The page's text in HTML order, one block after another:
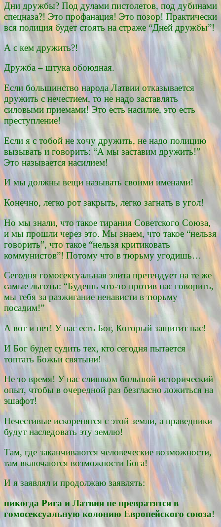
Дни дружбы? Под дулами пистолетов, под дубинами
спецназа?! Это профанация! Это позор! Практически
вся полиция будет стоять на страже “Дней дружбы”!
А с кем дружить?!
Дружба – штука обоюдная.
Если большинство народа Латвии отказывается
дружить с нечестием, то не надо заставлять
силовыми приемами! Это есть насилие, это есть
преступление!
Если я с тобой не хочу дружить, не надо полицию
вызывать и говорить: “А мы заставим дружить!”
Это называется насилием!
И мы должны вещи называть своими именами!
Конечно, легко рот закрыть, легко загнать в угол!
Но мы знали, что такое тирания Советского Союза,
и мы прошли через это. Мы знаем, что такое “нельзя
говорить”, что такое “нельзя критиковать
коммунистов”! Потому что в тюрьму угодишь…
Сегодня гомосексуальная элита претендует на те же
самые льготы: “Будешь что-то против нас говорить,
мы тебя за разжигание ненависти в тюрьму
посадим!”
А вот и нет! У нас есть Бог, Который защитит нас!
И Бог будет судить тех, кто сегодня пытается
топтать Божьи святыни!
Не то время! У нас слишком большой исторический
опыт, чтобы в очередной раз безгласно ложиться на
эшафот!
Нечестивые искоренятся с этой земли, а праведники
будут наследовать эту землю!
Там, где заканчиваются человеческие возможности,
там включаются возможности Бога!
И я заявлял и продолжаю заявлять:
никогда Рига и Латвия не превратятся в
гомосексуальную колонию Европейского союза!